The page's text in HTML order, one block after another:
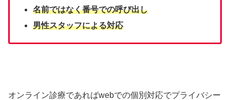
名前ではなく番号での呼び出し
男性スタッフによる対応
オンライン診療であればwebでの個別対応でプライバシー